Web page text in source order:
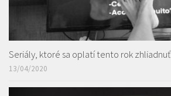
Seriály, ktoré sa oplatí tento rok zhliadnuť
13/04/2020